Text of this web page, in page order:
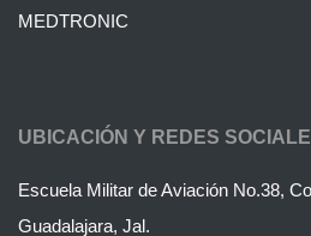
MEDTRONIC
UBICACIÓN Y REDES
Escuela Militar de Aviación No.38,
Guadalajara, Jal.